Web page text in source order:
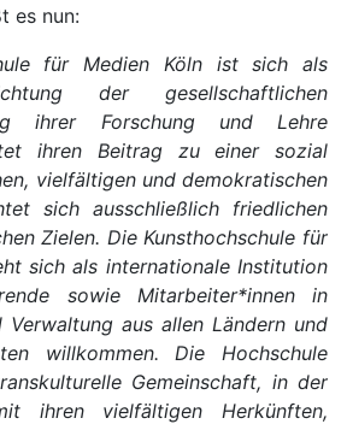
es nun:
für Medien Köln ist sich als
der gesellschaftlichen
ihrer Forschung und Lehre
ihren Beitrag zu einer sozial
vielfältigen und demokratischen
sich ausschließlich friedlichen
Zielen. Die Kunsthochschule für
sich als internationale Institution
sowie Mitarbeiter*innen in
Verwaltung aus allen Ländern und
willkommen. Die Hochschule
Gemeinschaft, in der
ihren vielfältigen Herkünften,